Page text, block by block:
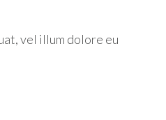
vel illum dolore eu